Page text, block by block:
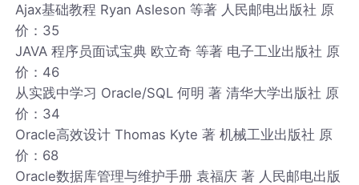
Ajax基础教程 Ryan Asleson 等著 人民邮电出版社 原
价：35
JAVA 程序员面试宝典 欧立奇 等著 电子工业出版社 原
价：46
从实践中学习 Oracle/SQL 何明 著 清华大学出版社 原
价：34
Oracle高效设计 Thomas Kyte 著 机械工业出版社 原
价：68
Oracle数据库管理与维护手册 袁福庆 著 人民邮电出版